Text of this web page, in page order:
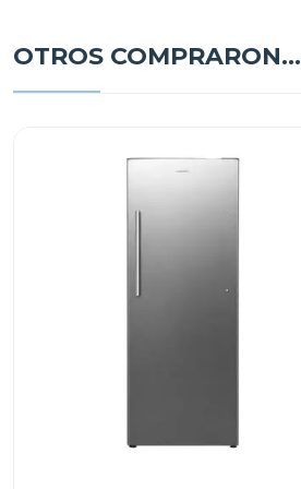
OTROS COMPRARON...